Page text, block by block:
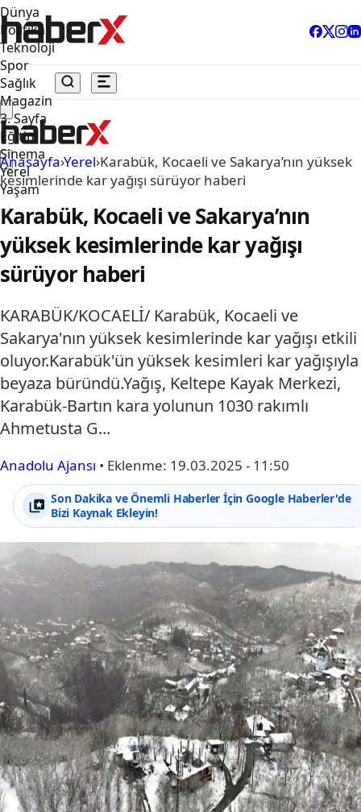
Dünya
Politika
Teknoloji
Spor
Sağlık
Magazin
3. Sayfa
Eğitim
Sinema
Yerel
Yaşam
Anasayfa›Yerel›Karabük, Kocaeli ve Sakarya’nın yüksek
kesimlerinde kar yağışı sürüyor haberi
Karabük, Kocaeli ve Sakarya’nın
yüksek kesimlerinde kar yağışı
sürüyor haberi
KARABÜK/KOCAELİ/ Karabük, Kocaeli ve
Sakarya'nın yüksek kesimlerinde kar yağışı etkili
oluyor.Karabük'ün yüksek kesimleri kar yağışıyla
beyaza büründü.Yağış, Keltepe Kayak Merkezi,
Karabük-Bartın kara yolunun 1030 rakımlı
Ahmetusta G...
Anadolu Ajansı • Eklenme: 19.03.2025 - 11:50
Son Dakika ve Önemli Haberler İçin Google Haberler'de
Bizi Kaynak Ekleyin!